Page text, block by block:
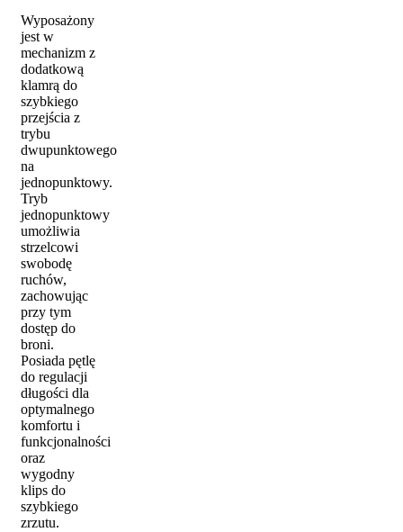
Wyposażony
jest w
mechanizm z
dodatkową
klamrą do
szybkiego
przejścia z
trybu
dwupunktowego
na
jednopunktowy.
Tryb
jednopunktowy
umożliwia
strzelcowi
swobodę
ruchów,
zachowując
przy tym
dostęp do
broni.
Posiada pętlę
do regulacji
długości dla
optymalnego
komfortu i
funkcjonalności
oraz
wygodny
klips do
szybkiego
zrzutu.